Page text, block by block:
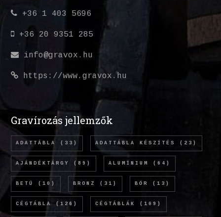
+36 1 403 5696
+36 20 9351 285
info@gravox.hu
https://www.gravox.hu
Gravírozás jellemzők
ADATTÁBLA (33) ADATTÁBLA KÉSZÍTÉS (23)
AJÁNDÉKTÁRGY (89) ALUMÍNIUM (64)
BETŰ (10) BRONZ (31) BŐR (13)
CÉGTÁBLA (126) CÉGTÁBLÁK (109)